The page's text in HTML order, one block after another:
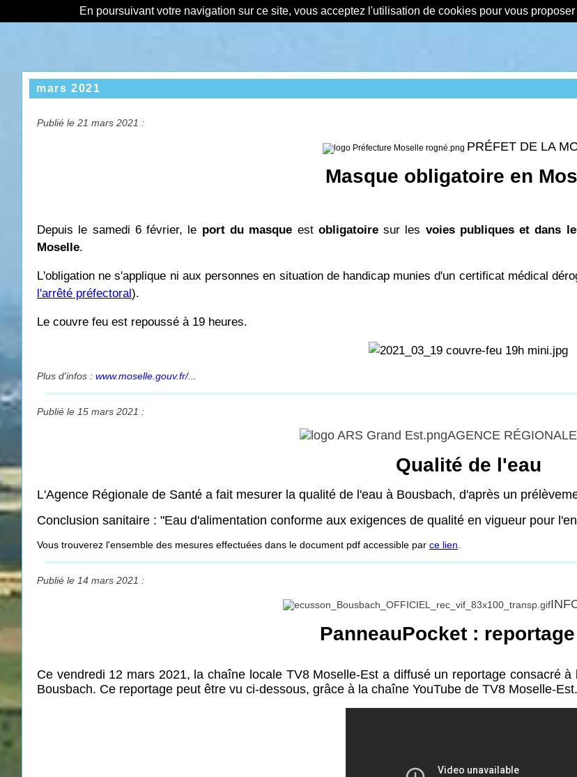
En poursuivant votre navigation sur ce site, vous acceptez l'utilisation de cookies pour vous
mars 2021
Publié le 21 mars 2021 :
PRÉFET DE LA
Masque obligatoire en
Depuis le samedi 6 février, le port du masque est obligatoiresur les voies publiques et dans
Moselle.
L'obligation ne s'applique ni aux personnes en situation de handicap munies d'un certificat médical
l'arrêté préfectoral).
Le couvre feu est repoussé à 19 heures.
Plus d'infos : www.moselle.gouv.fr/..
Publié le 15 mars 2021 :
AGENCE
Qualité de l'eau
L'Agence Régionale de Santé a fait mesurer la qualité de l'eau à Bousbach, d'après un
Conclusion sanitaire : "Eau d'alimentation conforme aux exigences de qualité en vigueur pour
Vous trouverez l'ensemble des mesures effectuées dans le document pdf accessible par ce lien
Publié le 14 mars 2021 :
PanneauPocket :
Ce vendredi 12 mars 2021, la chaîne locale TV8 Moselle-Est a diffusé un reportage consacré
Bousbach. Ce reportage peut être vu ci-dessous, grâce à la chaîne YouTube de TV8 Moselle-Est.